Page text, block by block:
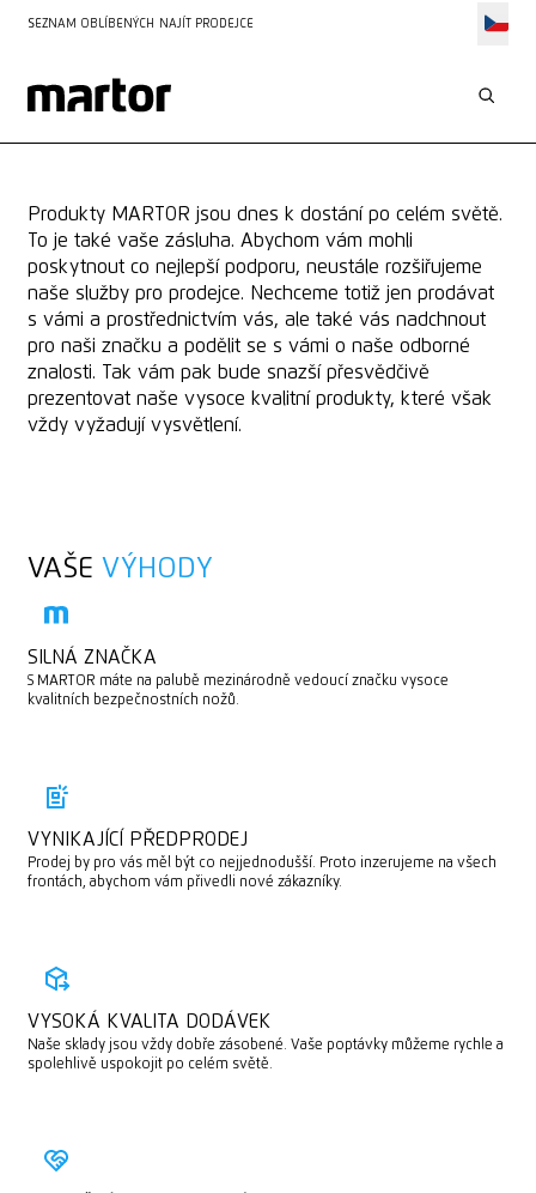
SEZNAM OBLÍBENÝCH NAJÍT PRODEJCE
Produkty MARTOR jsou dnes k dostání po celém světě.
To je také vaše zásluha. Abychom vám mohli
poskytnout co nejlepší podporu, neustále rozšiřujeme
naše služby pro prodejce. Nechceme totiž jen prodávat
s vámi a prostřednictvím vás, ale také vás nadchnout
pro naši značku a podělit se s vámi o naše odborné
znalosti. Tak vám pak bude snazší přesvědčivě
prezentovat naše vysoce kvalitní produkty, které však
vždy vyžadují vysvětlení.
VAŠE VÝHODY
SILNÁ ZNAČKA
S MARTOR máte na palubě mezinárodně vedoucí značku vysoce
kvalitních bezpečnostních nožů.
VYNIKAJÍCÍ PŘEDPRODEJ
Prodej by pro vás měl být co nejjednodušší. Proto inzerujeme na všech
frontách, abychom vám přivedli nové zákazníky.
VYSOKÁ KVALITA DODÁVEK
Naše sklady jsou vždy dobře zásobené. Vaše poptávky můžeme rychle a
spolehlivě uspokojit po celém světě.